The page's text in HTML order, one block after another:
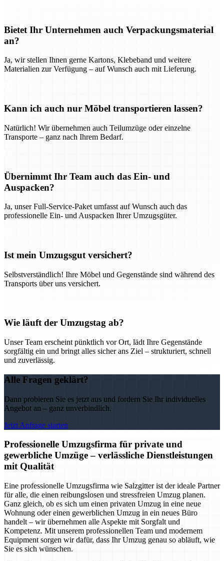
Bietet Ihr Unternehmen auch Verpackungsmaterial
an?
Ja, wir stellen Ihnen gerne Kartons, Klebeband und weitere
Materialien zur Verfügung – auf Wunsch auch mit Lieferung.
Kann ich auch nur Möbel transportieren lassen?
Natürlich! Wir übernehmen auch Teilumzüge oder einzelne
Transporte – ganz nach Ihrem Bedarf.
Übernimmt Ihr Team auch das Ein- und
Auspacken?
Ja, unser Full-Service-Paket umfasst auf Wunsch auch das
professionelle Ein- und Auspacken Ihrer Umzugsgüter.
Ist mein Umzugsgut versichert?
Selbstverständlich! Ihre Möbel und Gegenstände sind während des
Transports über uns versichert.
Wie läuft der Umzugstag ab?
Unser Team erscheint pünktlich vor Ort, lädt Ihre Gegenstände
sorgfältig ein und bringt alles sicher ans Ziel – strukturiert, schnell
und zuverlässig.
Alle Fragen geklärt?
Dann probieren Sie es jetzt aus und fordern Sie Ihr individuelles
Angebot an – ganz unverbindlich.
Jetzt Anfrage starten
Professionelle Umzugsfirma für private und
gewerbliche Umzüge – verlässliche Dienstleistungen
mit Qualität
Eine professionelle Umzugsfirma wie Salzgitter ist der ideale Partner
für alle, die einen reibungslosen und stressfreien Umzug planen.
Ganz gleich, ob es sich um einen privaten Umzug in eine neue
Wohnung oder einen gewerblichen Umzug in ein neues Büro
handelt – wir übernehmen alle Aspekte mit Sorgfalt und
Kompetenz. Mit unserem professionellen Team und modernem
Equipment sorgen wir dafür, dass Ihr Umzug genau so abläuft, wie
Sie es sich wünschen.